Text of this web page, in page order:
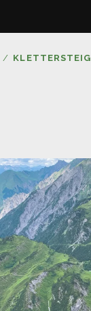
KLETTERSTEIG